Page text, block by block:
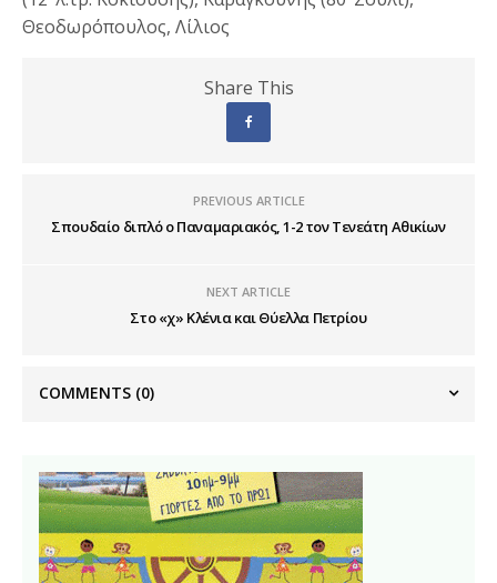
Θεοδωρόπουλος, Λίλιος
Share This
PREVIOUS ARTICLE
Σπουδαίο διπλό ο Παναμαριακός, 1-2 τον Τενεάτη Αθικίων
NEXT ARTICLE
Στο «χ» Κλένια και Θύελλα Πετρίου
COMMENTS (0)